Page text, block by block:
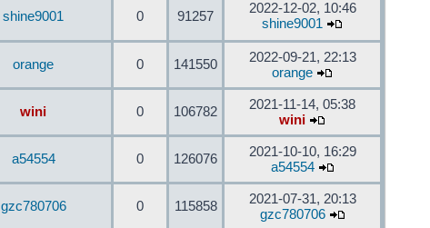
shine9001 0 91257
2022-12-02, 10:46
shine9001
orange 0 141550
2022-09-21, 22:13
orange
wini 0 106782
2021-11-14, 05:38
wini
a54554 0 126076
2021-10-10, 16:29
a54554
gzc780706 0 115858
2021-07-31, 20:13
gzc780706